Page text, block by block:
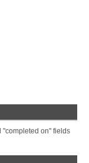
"completed on" fields